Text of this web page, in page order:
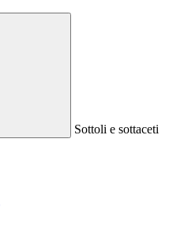
Sottoli e sottaceti